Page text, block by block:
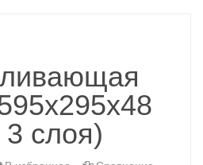
слоя)